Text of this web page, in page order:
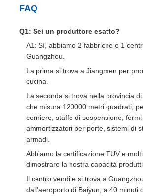
FAQ
Q1: Sei un produttore esatto?
A1: Sì, abbiamo 2 fabbriche e 1
Guangzhou.
La prima si trova a Jiangmen per
cucina.
La seconda si trova nella provincia di
che misura 120000 metri quadrati,
cerniere, staffe di sospensione, fermi
ammortizzatori per porte, sistemi di
armadi.
Abbiamo la certificazione TUV e
dimostrare la nostra capacità
Il centro vendite si trova a
dall'aeroporto di Baiyun, a 40 minuti